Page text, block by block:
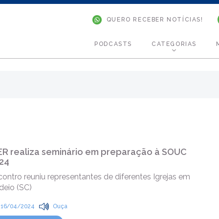
QUERO RECEBER NOTÍCIAS!
CATEGORIAS
PODCASTS
realiza seminário em preparação à SOUC
reuniu representantes de diferentes Igrejas em
(SC)
16/04/2024 Ouça